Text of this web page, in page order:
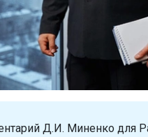
Д.И. Миненко для